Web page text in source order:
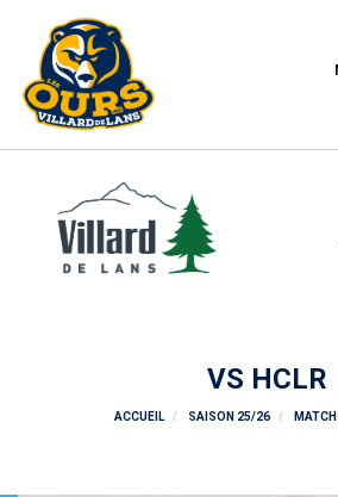
VS HCLR
ACCUEIL SAISON 25/26
Panneau de gestion des cookies